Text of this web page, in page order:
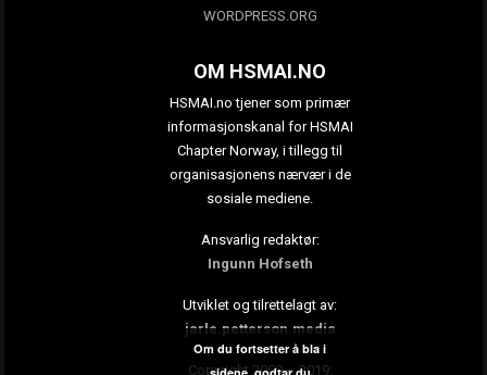
WORDPRESS.ORG
OM HSMAI.NO
HSMAI.no tjener som primær
informasjonskanal for HSMAI
Chapter Norway, i tillegg til
organisasjonens nærvær i de
sosiale mediene.
Ansvarlig redaktør:
Ingunn Hofseth
Utviklet og tilrettelagt av:
jarle.petterson.media
Copyright 2009 – 2019:
Om du fortsetter å bla i